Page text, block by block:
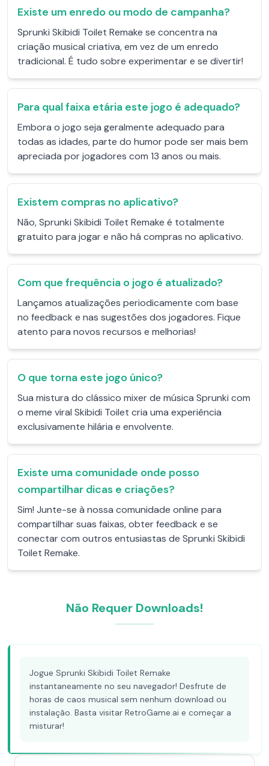
Existe um enredo ou modo de campanha?
Sprunki Skibidi Toilet Remake se concentra na
criação musical criativa, em vez de um enredo
tradicional. É tudo sobre experimentar e se divertir!
Para qual faixa etária este jogo é adequado?
Embora o jogo seja geralmente adequado para
todas as idades, parte do humor pode ser mais bem
apreciada por jogadores com 13 anos ou mais.
Existem compras no aplicativo?
Não, Sprunki Skibidi Toilet Remake é totalmente
gratuito para jogar e não há compras no aplicativo.
Com que frequência o jogo é atualizado?
Lançamos atualizações periodicamente com base
no feedback e nas sugestões dos jogadores. Fique
atento para novos recursos e melhorias!
O que torna este jogo único?
Sua mistura do clássico mixer de música Sprunki com
o meme viral Skibidi Toilet cria uma experiência
exclusivamente hilária e envolvente.
Existe uma comunidade onde posso
compartilhar dicas e criações?
Sim! Junte-se à nossa comunidade online para
compartilhar suas faixas, obter feedback e se
conectar com outros entusiastas de Sprunki Skibidi
Toilet Remake.
Não Requer Downloads!
Jogue Sprunki Skibidi Toilet Remake
instantaneamente no seu navegador! Desfrute de
horas de caos musical sem nenhum download ou
instalação. Basta visitar RetroGame.ai e começar a
misturar!